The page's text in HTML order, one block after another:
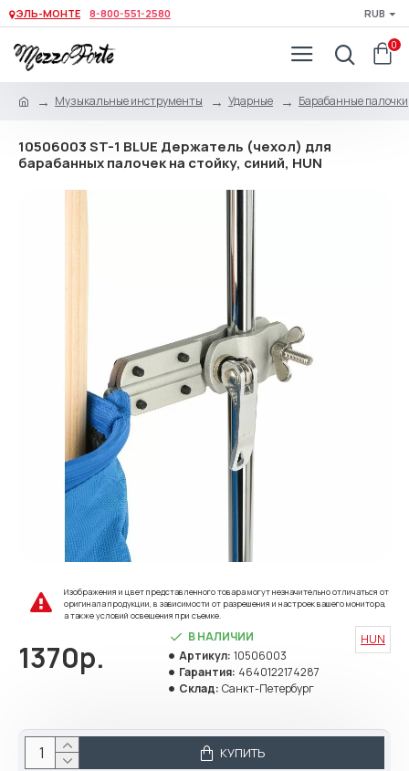
ЭЛЬ-МОНТЕ 8-800-551-2580 RUB
0
Музыкальные инструменты Ударные Барабанные
10506003 ST-1 BLUE Держатель (чехол) для
барабанных палочек на стойку, синий, HUN
Изображения и цвет представленного товара могут незначительно отличаться от
оригинала продукции, в зависимости от разрешения и настроек вашего монитора,
а также условий освещения при съемке.
1370р.
В НАЛИЧИИ
Артикул: 10506003
Гарантия: 4640122174287
Склад: Санкт-Петербург
HUN
КУПИТЬ